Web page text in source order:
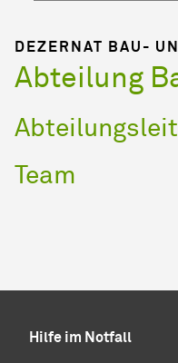
DEZERNAT BAU-
Abteilung
Team
Hilfe im Notfall